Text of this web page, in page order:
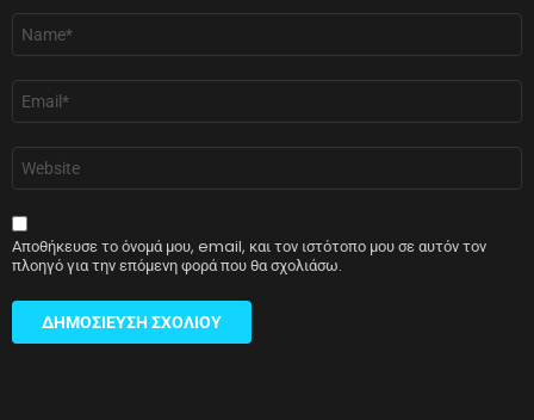
Όνομα
Email
Ιστότοπος
Αποθήκευσε το όνομά μου, email, και τον ιστότοπο μου σε αυτόν τον
πλοηγό για την επόμενη φορά που θα σχολιάσω.